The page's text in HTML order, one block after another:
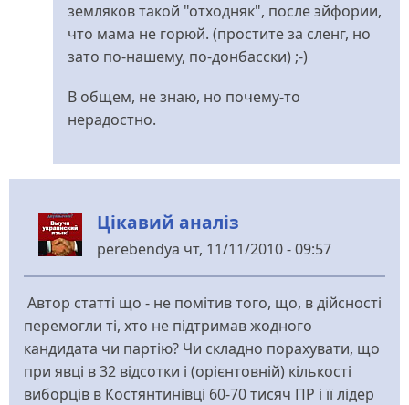
земляков такой "отходняк", после эйфории,
что мама не горюй. (простите за сленг, но
зато по-нашему, по-донбасски) ;-)
В общем, не знаю, но почему-то
нерадостно.
Цікавий аналіз
perebendya чт, 11/11/2010 - 09:57
Автор статті що - не помітив того, що, в дійсності
перемогли ті, хто не підтримав жодного
кандидата чи партію? Чи складно порахувати, що
при явці в 32 відсотки і (орієнтовній) кількості
виборців в Костянтинівці 60-70 тисяч ПР і її лідер